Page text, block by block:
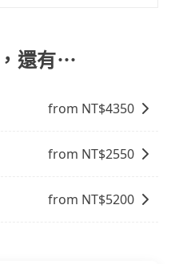
！還有⋯
from NT$4350
from NT$2550
from NT$5200